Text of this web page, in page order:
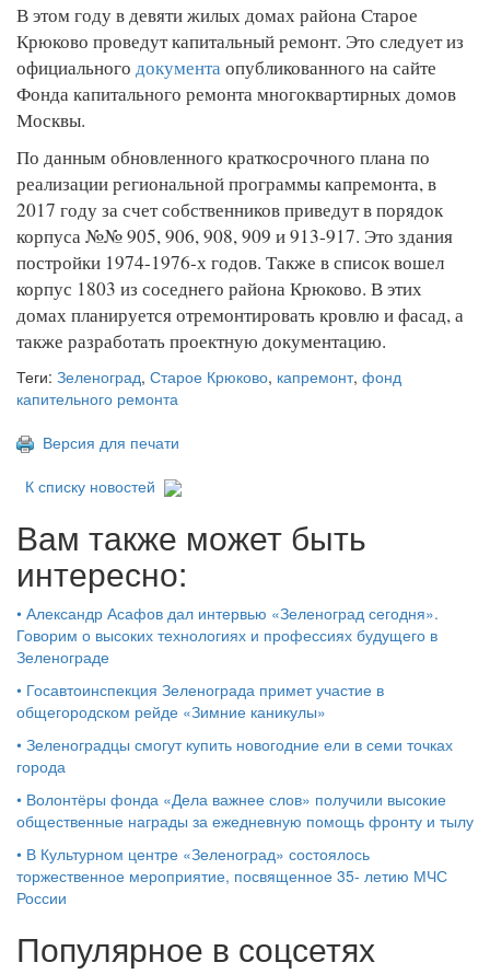
В этом году в девяти жилых домах района Старое
Крюково проведут капитальный ремонт. Это следует из
официального документаопубликованного на сайте
Фонда капитального ремонта многоквартирных домов
Москвы.
По данным обновленного краткосрочного плана по
реализации региональной программы капремонта, в
2017 году за счет собственников приведут в порядок
корпуса №№ 905, 906, 908, 909 и 913-917. Это здания
постройки 1974-1976-х годов. Также в список вошел
корпус 1803 из соседнего района Крюково. В этих
домах планируется отремонтировать кровлю и фасад, а
также разработать проектную документацию.
Теги: Зеленоград, Старое Крюково, капремонт, фонд
капительного ремонта
Версия для печати
К списку новостей
Вам также может быть
интересно:
• Александр Асафов дал интервью «Зеленоград сегодня».
Говорим о высоких технологиях и профессиях будущего в
Зеленограде
• Госавтоинспекция Зеленограда примет участие в
общегородском рейде «Зимние каникулы»
• Зеленоградцы смогут купить новогодние ели в семи точках
города
• Волонтёры фонда «Дела важнее слов» получили высокие
общественные награды за ежедневную помощь фронту и тылу
• В Культурном центре «Зеленоград» состоялось
торжественное мероприятие, посвященное 35- летию МЧС
России
Популярное в соцсетях